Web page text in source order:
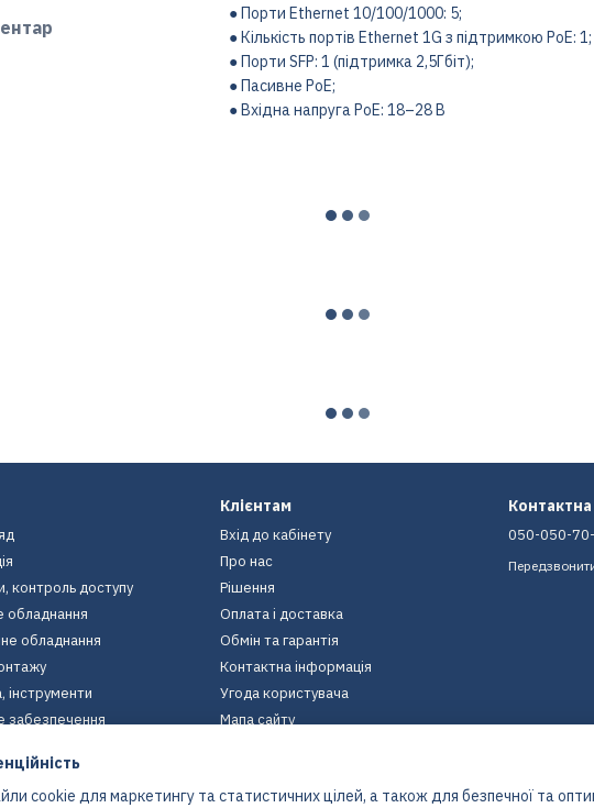
● Порти Ethernet 10/100/1000: 5;
● Кількість портів Ethernet 1G з підтримкою PoE: 1;
● Порти SFP: 1 (підтримка 2,5Гбіт);
● Пасивне PoE;
● Вхідна напруга PoE: 18–28 В
контроль доступу
обладнання
інструменти
забезпечення
обладнання
Клієнтам
Вхід до кабінету
Про нас
Рішення
Оплата і доставка
Обмін та гарантія
Контактна інформація
Угода користувача
Мапа сайту
050-050-
cookie для маркетингу та статистичних цілей, а також для безпечної та